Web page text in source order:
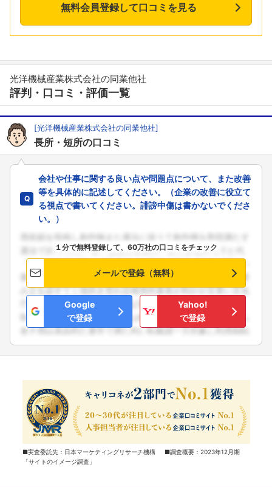
無料会員登録して口コミを見る
光洋機械産業株式会社の同業他社
評判・口コミ・評価一覧
[光洋機械産業株式会社の同業他社]
長所・短所の口コミ
会社や仕事に関する良い点や問題点について、また改善
等を具体的に記述してください。（企業の改善に役立て
る視点で書いてください。誹謗中傷は書かないでくださ
い。）
１分で無料登録して、60万社の口コミをチェック
メールで登録（無料）
Google
で登録
Yahoo!
で登録
■実査委託先：日本マーケティングリサーチ機構 ■調査概要：2023年12月期
「サイトのイメージ調査」